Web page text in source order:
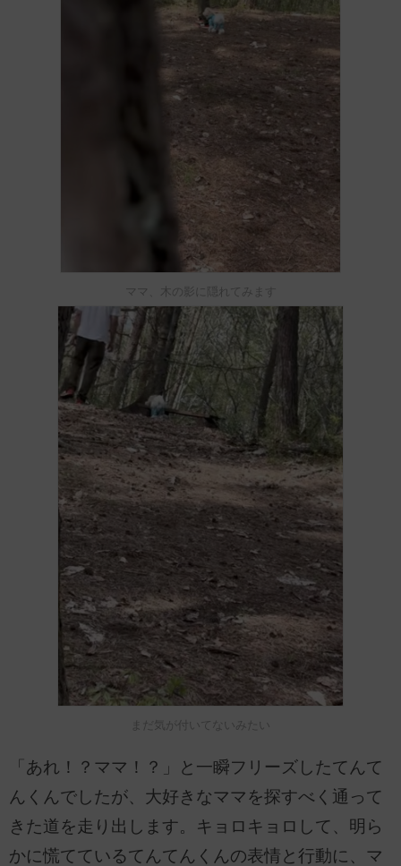
ママ、木の影に隠れてみます
まだ気が付いてないみたい
「あれ！？ママ！？」と一瞬フリーズしたてんて
んくんでしたが、大好きなママを探すべく通って
きた道を走り出します。キョロキョロして、明ら
かに慌てているてんてんくんの表情と行動に、マ